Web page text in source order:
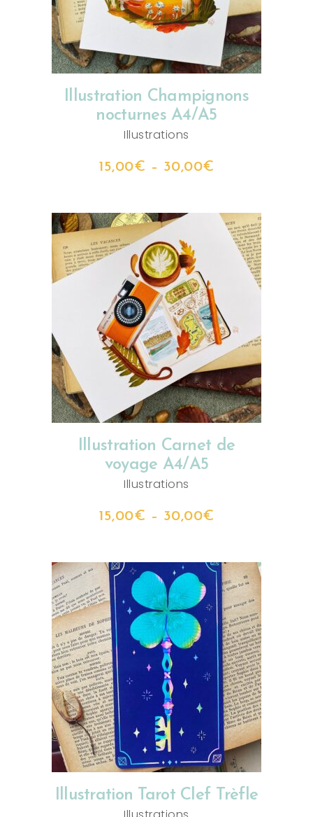
Illustration Champignons
nocturnes A4/A5
Illustrations
15,00€ – 30,00€
CHOIX DES OPTIONS
Illustration Carnet de
voyage A4/A5
Illustrations
15,00€ – 30,00€
AJOUTER AU PANIER
Illustration Tarot Clef Trèfle